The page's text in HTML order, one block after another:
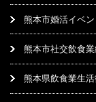
熊本市婚活イベ
熊本市社交飲食
熊本県飲食業生